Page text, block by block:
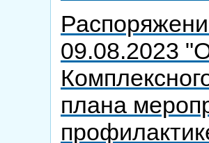
09.08.2023
плана